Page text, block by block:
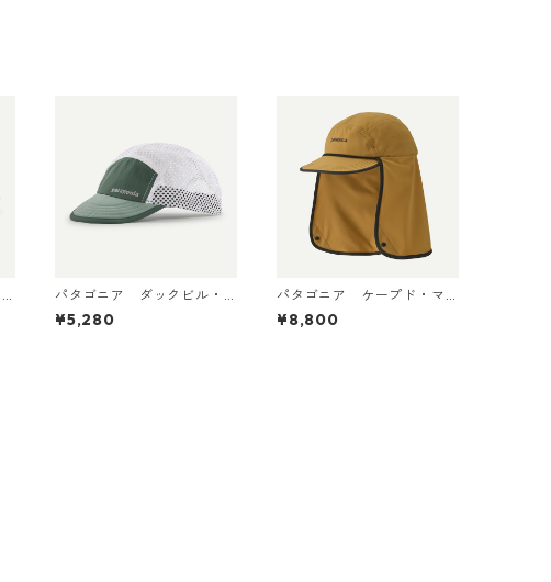
パタゴニア ダックビル・
キャップ Canopy Green
28818 日本正規品
¥5,280
パタゴニア ケープド・マ
ーガンザー・ハット Bobca
t Brown 33570
¥8,800